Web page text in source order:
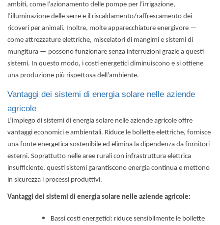
ambiti, come l’azionamento delle pompe per l’irrigazione,
l’illuminazione delle serre e il riscaldamento/raffrescamento dei
ricoveri per animali. Inoltre, molte apparecchiature energivore —
come attrezzature elettriche, miscelatori di mangimi e sistemi di
mungitura — possono funzionare senza interruzioni grazie a questi
sistemi. In questo modo, i costi energetici diminuiscono e si ottiene
una produzione più rispettosa dell’ambiente.
Vantaggi dei sistemi di energia solare nelle aziende
agricole
L’impiego di sistemi di energia solare nelle aziende agricole offre
vantaggi economici e ambientali. Riduce le bollette elettriche, fornisce
una fonte energetica sostenibile ed elimina la dipendenza da fornitori
esterni. Soprattutto nelle aree rurali con infrastruttura elettrica
insufficiente, questi sistemi garantiscono energia continua e mettono
in sicurezza i processi produttivi.
Vantaggi dei sistemi di energia solare nelle aziende agricole:
Bassi costi energetici: riduce sensibilmente le bollette